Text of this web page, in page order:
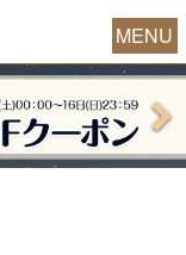
MENU